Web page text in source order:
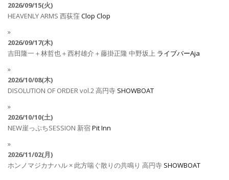
2026/09/15(火)
HEAVENLY ARMS 西荻窪Clop Clop
2026/09/17(木)
吉田隆一＋林哲也＋西村雄介＋藤掛正隆 中野坂上 ライブバーAja
2026/10/08(木)
DISOLUTION OF ORDER vol.2高円寺 SHOWBOAT
2026/10/10(土)
NEW崖っぷちSESSION 新宿Pit Inn
2026/11/02(月)
ホンノマジカナハル × 此方喘ぐ散りの共鳴り 高円寺 SHOWBOAT